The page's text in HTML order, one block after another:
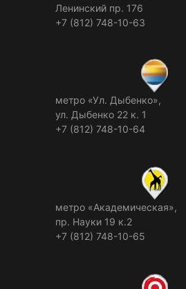
Ленинский пр. 176
+7 (812) 748-10-63
метро «Ул. Дыбенко»,
ул. Дыбенко 22 к. 1
+7 (812) 748-10-64
метро «Академическая»,
пр. Науки 19 к.2
+7 (812) 748-10-65